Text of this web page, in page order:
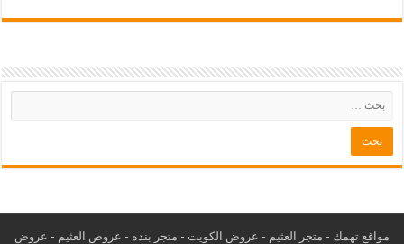
مواقع تهمك - متجر العثيم - عروض الكويت - متجر بنده - عروض العثيم - عروض